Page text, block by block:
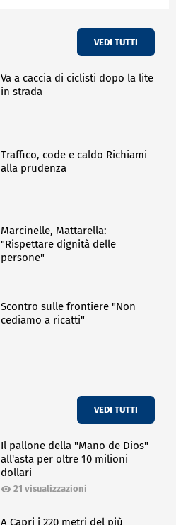
VEDI TUTTI
Va a caccia di ciclisti dopo la lite
in strada
Traffico, code e caldo Richiami
alla prudenza
Marcinelle, Mattarella:
"Rispettare dignità delle
persone"
Scontro sulle frontiere "Non
cediamo a ricatti"
VEDI TUTTI
Il pallone della "Mano de Dios"
all'asta per oltre 10 milioni
dollari
21 visualizzazioni
A Capri i 220 metri del più